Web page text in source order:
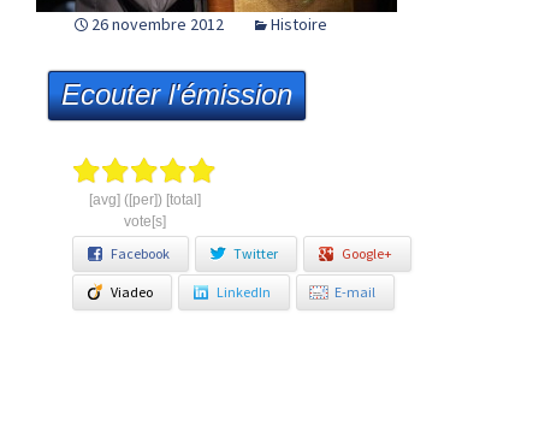
26 novembre 2012 Histoire
Ecouter l'émission
[avg] ([per]) [total]
vote[s]
Facebook Twitter Google+
Viadeo LinkedIn E-mail